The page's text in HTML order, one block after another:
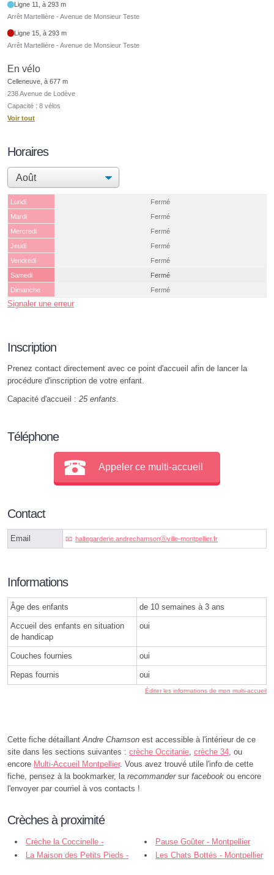
Ligne 11, à 293 m
Arrêt Martellière - Avenue de Monsieur Teste
Ligne 15, à 293 m
Arrêt Martellière - Avenue de Monsieur Teste
En vélo
Celleneuve, à 677 m
238 Avenue de Lodève
Capacité : 8 vélos
Voir tout
Horaires
Lundi
Fermé
Mardi
Fermé
Mercredi
Fermé
Jeudi
Fermé
Vendredi
Fermé
Samedi
Fermé
Dimanche
Fermé
Signaler une erreur
Inscription
Prenez contact directement avec ce point d'accueil afin de lancer la
procédure d'inscription de votre enfant.
Capacité d'accueil : 25 enfants
Téléphone
Appeler ce multi-accueil
Contact
Email haltegarderie.andrechamsonⓐville-montpellier.fr
Informations
Âge des enfants de 10 semaines à 3 ans
Accueil des enfants en situation
de handicap
oui
Couches fournies oui
Repas fournis oui
Éditer les informations de mon multi-accueil
Cette fiche détaillant Andre Chamson est accessible à l'intérieur de ce
site dans les sections suivantes : crèche Occitanie crèche 34 , ou
encore Multi-Accueil Montpellier. Vous avez trouvé utile l'info de cette
fiche, pensez à la bookmarker, la recommandersur facebook ou encore
l'envoyer par courriel à vos contacts !
Crèches à proximité
Crèche la Coccinelle -
Montpellier
Pause Goûter - Montpellier
La Maison des Petits Pieds -
Les Chats Bottés - Montpellier